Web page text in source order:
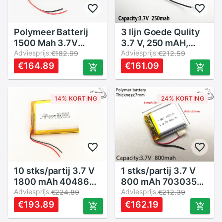
Polymeer Batterij
1500 Mah 3.7V
384070 Smart
Home Speakers Li-
Ion Batterij Voor
Adviesprijs:€182.99
€164.89
3 lijn Goede Qulity
3.7 V, 250 mAH,
502030 lithium
Polymeer ion/Li-Ion
batterij voor
SPEELGOED,
POWER BANK, GPS,
mp3, mp4
Adviesprijs:€212.59
€161.09
14% KORTING
10 stks/partij 3.7 V
1800 mAh 404865
Lithium Polymeer
Li-Po li ion
Oplaadbare Batterij
Adviesprijs:€224.89
€193.89
24% KORTING
1 stks/partij 3.7 V
800 mAh 703035
Lithium Polymeer
Li-Po li ion
Oplaadbare Batterij
Adviesprijs:€212.39
€162.19